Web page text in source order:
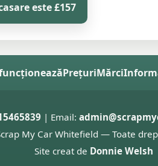
este £157
PrețuriMărci
| Email:
My Car Whitefield — Toate
Site creat de Donnie Welsh